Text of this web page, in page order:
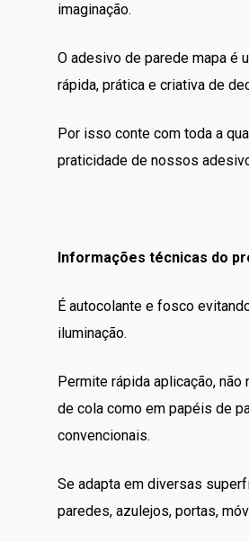
imaginação.
O adesivo de parede mapa é
rápida, prática e criativa de
Por isso conte com toda a
praticidade de nossos
Informações técnicas do
É autocolante e fosco
iluminação.
Permite rápida aplicação, não
de cola como em papéis de
convencionais.
Se adapta em diversas
paredes, azulejos, portas,